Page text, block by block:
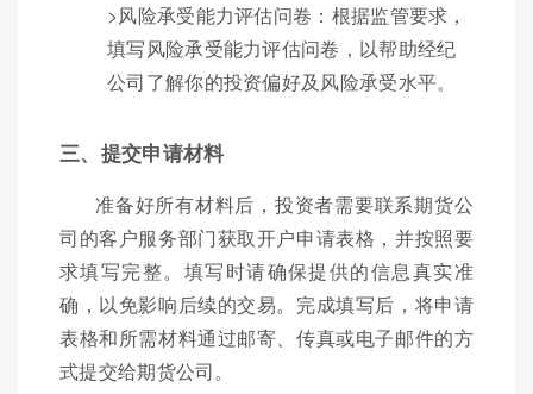
>风险承受能力评估问卷：根据监管要求，
填写风险承受能力评估问卷，以帮助经纪
公司了解你的投资偏好及风险承受水平。
三、提交申请材料
准备好所有材料后，投资者需要联系期货公
司的客户服务部门获取开户申请表格，并按照要
求填写完整。填写时请确保提供的信息真实准
确，以免影响后续的交易。完成填写后，将申请
表格和所需材料通过邮寄、传真或电子邮件的方
式提交给期货公司。